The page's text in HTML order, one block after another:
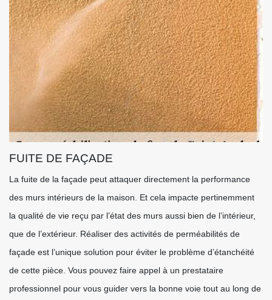
FUITE DE FAÇADE
La fuite de la façade peut attaquer directement la performance
des murs intérieurs de la maison. Et cela impacte pertinemment
la qualité de vie reçu par l’état des murs aussi bien de l’intérieur,
que de l’extérieur. Réaliser des activités de perméabilités de
façade est l’unique solution pour éviter le problème d’étanchéité
de cette pièce. Vous pouvez faire appel à un prestataire
professionnel pour vous guider vers la bonne voie tout au long de